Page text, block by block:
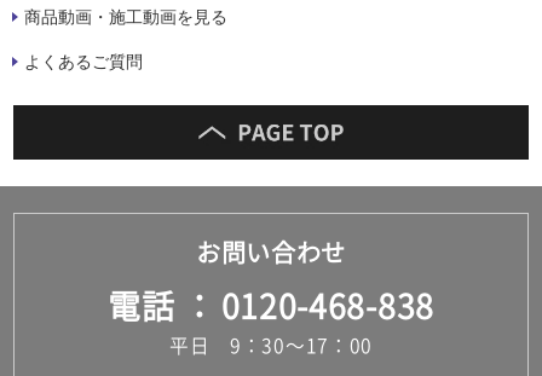
商品動画・施工動画を見る
よくあるご質問
お問い合わせ
電話 0120-468-838
平日 9：30～17：00